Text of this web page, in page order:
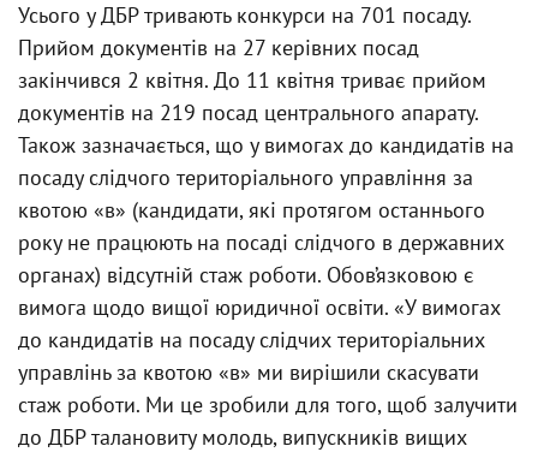
Усього у ДБР тривають конкурси на 701 посаду.
Прийом документів на 27 керівних посад
закінчився 2 квітня. До 11 квітня триває прийом
документів на 219 посад центрального апарату.
Також зазначається, що у вимогах до кандидатів на
посаду слідчого територіального управління за
квотою «в» (кандидати, які протягом останнього
року не працюють на посаді слідчого в державних
органах) відсутній стаж роботи. Обов’язковою є
вимога щодо вищої юридичної освіти. «У вимогах
до кандидатів на посаду слідчих територіальних
управлінь за квотою «в» ми вирішили скасувати
стаж роботи. Ми це зробили для того, щоб залучити
до ДБР талановиту молодь, випускників вищих